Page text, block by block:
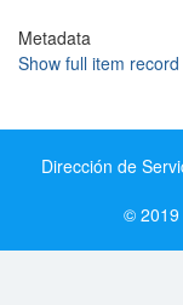
Metadata
Show full item record
Dirección de
© 2019